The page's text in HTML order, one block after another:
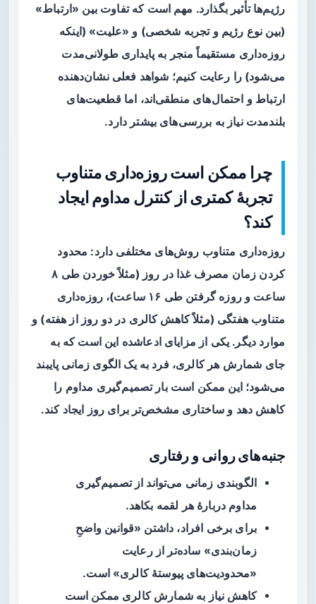
رژیم‌ها تأثیر بگذارد. مهم است که تفاوت بین «ارتباط»
(بین نوع رژیم و تجربه شخصی) و «علیت» (اینکه
روزه‌داری مستقیماً منجر به پایداری طولانی‌مدت
می‌شود) را رعایت کنیم؛ شواهد فعلی نشان‌دهنده
ارتباط و احتمال‌های منطقی‌اند، اما قطعیت‌های
بلندمدت نیاز به بررسی‌های بیشتر دارد.
چرا ممکن است روزه‌داری متناوب
تجربهٔ کمتری از کنترل مداوم ایجاد
کند؟
روزه‌داری متناوب روش‌های مختلفی دارد: محدود
کردن زمان مصرف غذا در روز (مثلاً خوردن طی ۸
ساعت و روزه گرفتن طی ۱۶ ساعت)، روزه‌داری
متناوب هفتگی (مثلاً کاهش کالری در دو روز از هفته) و
موارد دیگر. یکی از مزایای ادعاشده این است که به
جای شمارش هر کالری، فرد به یک الگوی زمانی پایبند
می‌شود؛ این ممکن است بار تصمیم‌گیری مداوم را
کاهش دهد و ساختاری مشخص‌تر برای روز ایجاد کند.
جنبه‌های روانی و رفتاری
الگوبندی زمانی می‌تواند از تصمیم‌گیری
مداوم دربارهٔ هر لقمه بکاهد.
برای برخی افراد، داشتن «قوانین واضحِ
زمان‌بندی» ساده‌تر از رعایت
«محدودیت‌های پیوستهٔ کالری» است.
کاهش نیاز به شمارش کالری ممکن است